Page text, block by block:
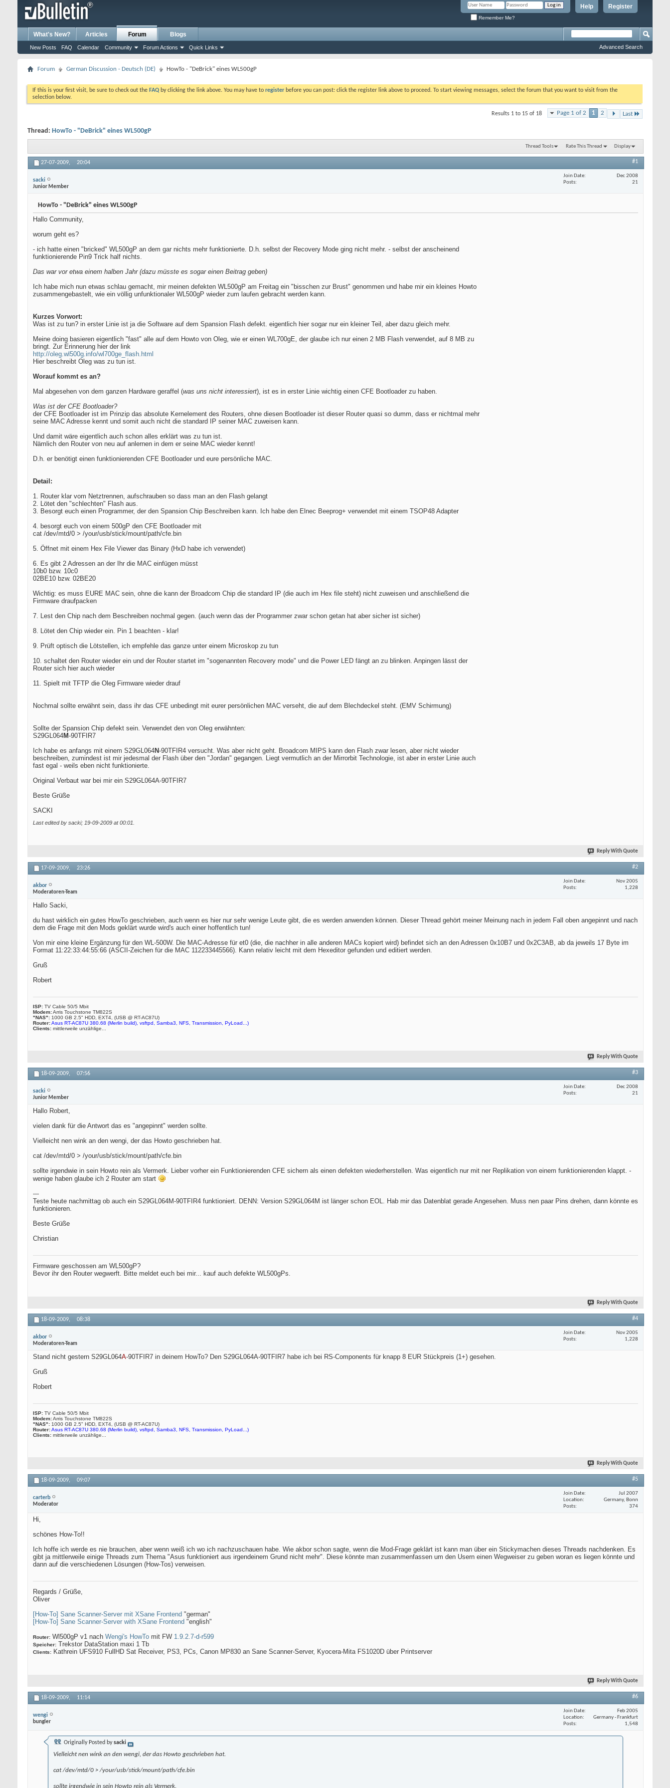
Register
Help
Remember Me?
What's New? Articles Forum
New Posts FAQ Calendar Community Forum Actions Quick Links
Blogs
Advanced Search
Forum German Discussion - Deutsch (DE) HowTo - "DeBrick" eines WL500gP
If this is your first visit, be sure to check out the FAQ by clicking the link above. You may have to register before you can post: click the register link above to proceed. To start viewing messages, select the forum that you want to visit from the
selection below.
Page 1 of 2 1 2 Last
Results 1 to 15 of 18
Thread: HowTo - "DeBrick" eines WL500gP
Thread Tools Rate This Thread Display
27-07-2009, 20:04 #1
sacki
Junior Member
Join Date
Dec 2008
Posts
21
HowTo - "DeBrick" eines WL500gP
Hallo Community,
worum geht es?
- ich hatte einen "bricked" WL500gP an dem gar nichts mehr funktionierte. D.h. selbst der Recovery Mode ging nicht mehr. - selbst der anscheinend
funktionierende Pin9 Trick half nichts.
Das war vor etwa einem halben Jahr (dazu müsste es sogar einen Beitrag geben)
Ich habe mich nun etwas schlau gemacht, mir meinen defekten WL500gP am Freitag ein "bisschen zur Brust" genommen und habe mir ein kleines Howto
zusammengebastelt, wie ein völlig unfunktionaler WL500gP wieder zum laufen gebracht werden kann.
Kurzes Vorwort:
Was ist zu tun? in erster Linie ist ja die Software auf dem Spansion Flash defekt. eigentlich hier sogar nur ein kleiner Teil, aber dazu gleich mehr.
Meine doing basieren eigentlich "fast" alle auf dem Howto von Oleg, wie er einen WL700gE, der glaube ich nur einen 2 MB Flash verwendet, auf 8 MB zu
bringt. Zur Erinnerung hier der link
http://oleg.wl500g.info/wl700ge_flash.html
Hier beschreibt Oleg was zu tun ist.
Worauf kommt es an?
Mal abgesehen von dem ganzen Hardware geraffel (was uns nicht interessiert), ist es in erster Linie wichtig einen CFE Bootloader zu haben.
Was ist der CFE Bootloader?
der CFE Bootloader ist im Prinzip das absolute Kernelement des Routers, ohne diesen Bootloader ist dieser Router quasi so dumm, dass er nichtmal mehr
seine MAC Adresse kennt und somit auch nicht die standard IP seiner MAC zuweisen kann.
Und damit wäre eigentlich auch schon alles erklärt was zu tun ist.
Nämlich den Router von neu auf anlernen in dem er seine MAC wieder kennt!
D.h. er benötigt einen funktionierenden CFE Bootloader und eure persönliche MAC.
Detail:
1. Router klar vom Netztrennen, aufschrauben so dass man an den Flash gelangt
2. Lötet den "schlechten" Flash aus.
3. Besorgt euch einen Programmer, der den Spansion Chip Beschreiben kann. Ich habe den Elnec Beeprog+ verwendet mit einem TSOP48 Adapter
4. besorgt euch von einem 500gP den CFE Bootloader mit
cat /dev/mtd/0 > /your/usb/stick/mount/path/cfe.bin
5. Öffnet mit einem Hex File Viewer das Binary (HxD habe ich verwendet)
6. Es gibt 2 Adressen an der Ihr die MAC einfügen müsst
10b0 bzw. 10c0
02BE10 bzw. 02BE20
Wichtig: es muss EURE MAC sein, ohne die kann der Broadcom Chip die standard IP (die auch im Hex file steht) nicht zuweisen und anschließend die
Firmware draufpacken
7. Lest den Chip nach dem Beschreiben nochmal gegen. (auch wenn das der Programmer zwar schon getan hat aber sicher ist sicher)
8. Lötet den Chip wieder ein. Pin 1 beachten - klar!
9. Prüft optisch die Lötstellen, ich empfehle das ganze unter einem Microskop zu tun
10. schaltet den Router wieder ein und der Router startet im "sogenannten Recovery mode" und die Power LED fängt an zu blinken. Anpingen lässt der
Router sich hier auch wieder
11. Spielt mit TFTP die Oleg Firmware wieder drauf
Nochmal sollte erwähnt sein, dass ihr das CFE unbedingt mit eurer persönlichen MAC verseht, die auf dem Blechdeckel steht. (EMV Schirmung)
Sollte der Spansion Chip defekt sein. Verwendet den von Oleg erwähnten:
S29GL064M-90TFIR7
Ich habe es anfangs mit einem S29GL064N-90TFIR4 versucht. Was aber nicht geht. Broadcom MIPS kann den Flash zwar lesen, aber nicht wieder
beschreiben, zumindest ist mir jedesmal der Flash über den "Jordan" gegangen. Liegt vermutlich an der Mirrorbit Technologie, ist aber in erster Linie auch
fast egal - weils eben nicht funktionierte.
Original Verbaut war bei mir ein S29GL064A-90TFIR7
Beste Grüße
SACKI
Last edited by sacki; 19-09-2009 at00:01
Reply With Quote
17-09-2009, 23:26 #2
akbor
Moderatoren-Team
Join Date
Nov 2005
Posts
1,228
Hallo Sacki,
du hast wirklich ein gutes HowTo geschrieben, auch wenn es hier nur sehr wenige Leute gibt, die es werden anwenden können. Dieser Thread gehört meiner Meinung nach in jedem Fall oben angepinnt und nach
dem die Frage mit den Mods geklärt wurde wird's auch einer hoffentlich tun!
Von mir eine kleine Ergänzung für den WL-500W. Die MAC-Adresse für et0 (die, die nachher in alle anderen MACs kopiert wird) befindet sich an den Adressen 0x10B7 und 0x2C3AB, ab da jeweils 17 Byte im
Format 11:22:33:44:55:66 (ASCII-Zeichen für die MAC 112233445566). Kann relativ leicht mit dem Hexeditor gefunden und editiert werden.
Gruß
Robert
ISP: TV Cable 50/5 Mbit
Modem:Arris Touchstone TM822S
"NAS": 1000 GB 2.5" HDD, EXT4, (USB @ RT-AC87U)
Router:Asus RT-AC87U 380.68 (Merlin build), vsftpd, Samba3, NFS, Transmission, PyLoad...)
Clients: mittlerweile unzählige...
Reply With Quote
18-09-2009, 07:56 #3
sacki
Junior Member
Join Date
Dec 2008
Posts
21
Hallo Robert,
vielen dank für die Antwort das es "angepinnt" werden sollte.
Vielleicht nen wink an den wengi, der das Howto geschrieben hat.
cat /dev/mtd/0 > /your/usb/stick/mount/path/cfe.bin
sollte irgendwie in sein Howto rein als Vermerk. Lieber vorher ein Funktionierenden CFE sichern als einen defekten wiederherstellen. Was eigentlich nur mit ner Replikation von einem funktionierenden klappt. -
wenige haben glaube ich 2 Router am start
---
Teste heute nachmittag ob auch ein S29GL064M-90TFIR4 funktioniert. DENN: Version S29GL064M ist länger schon EOL. Hab mir das Datenblat gerade Angesehen. Muss nen paar Pins drehen, dann könnte es
funktionieren.
Beste Grüße
Christian
Firmware geschossen am WL500gP?
Bevor ihr den Router wegwerft. Bitte meldet euch bei mir... kauf auch defekte WL500gPs.
Reply With Quote
18-09-2009, 08:38 #4
akbor
Moderatoren-Team
Join Date
Nov 2005
Posts
1,228
Stand nicht gestern S29GL064A-90TFIR7 in deinem HowTo? Den S29GL064A-90TFIR7 habe ich bei RS-Components für knapp 8 EUR Stückpreis (1+) gesehen.
Gruß
Robert
ISP: TV Cable 50/5 Mbit
Modem:Arris Touchstone TM822S
"NAS": 1000 GB 2.5" HDD, EXT4, (USB @ RT-AC87U)
Router:Asus RT-AC87U 380.68 (Merlin build), vsftpd, Samba3, NFS, Transmission, PyLoad...)
Clients: mittlerweile unzählige...
Reply With Quote
18-09-2009, 09:07 #5
carterb
Moderator
Join Date
Jul 2007
Location
Germany, Bonn
Posts
374
Hi,
schönes How-To!!
Ich hoffe ich werde es nie brauchen, aber wenn weiß ich wo ich nachzuschauen habe. Wie akbor schon sagte, wenn die Mod-Frage geklärt ist kann man über ein Stickymachen dieses Threads nachdenken. Es
gibt ja mittlerweile einige Threads zum Thema "Asus funktioniert aus irgendeinem Grund nicht mehr". Diese könnte man zusammenfassen um den Usern einen Wegweiser zu geben woran es liegen könnte und
dann auf die verschiedenen Lösungen (How-Tos) verweisen.
Regards / Grüße,
Oliver
[How-To] Sane Scanner-Server mit XSane Frontend "german"
[How-To] Sane Scanner-Server with XSane Frontend "english"
Router: Wl500gP v1 nach Wengi's HowTo mit FW 1.9.2.7-d-r599
Speicher: Trekstor DataStation maxi 1 Tb
Clients: Kathrein UFS910 FullHD Sat Receiver, PS3, PCs, Canon MP830 an Sane Scanner-Server, Kyocera-Mita FS1020D über Printserver
Reply With Quote
18-09-2009, 11:14 #6
wengi
bungler
Join Date
Feb 2005
Location
Germany - Frankfurt
Posts
1,548
Originally Posted bysacki
Vielleicht nen wink an den wengi, der das Howto geschrieben hat.
cat /dev/mtd/0 > /your/usb/stick/mount/path/cfe.bin
sollte irgendwie in sein Howto rein als Vermerk.